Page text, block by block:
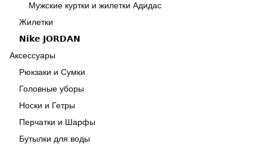
Мужские куртки и жилетки Адидас
Жилетки
𝗡𝗶𝗸𝗲 𝗝𝗢𝗥𝗗𝗔𝗡
Аксессуары
Рюкзаки и Сумки
Головные уборы
Носки и Гетры
Перчатки и Шарфы
Бутылки для воды